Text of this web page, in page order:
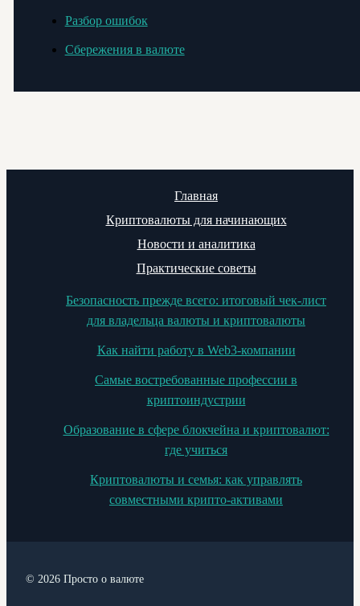
Разбор ошибок
Сбережения в валюте
Главная
Криптовалюты для начинающих
Новости и аналитика
Практические советы
Безопасность прежде всего: итоговый чек-лист
для владельца валюты и криптовалюты
Как найти работу в Web3-компании
Самые востребованные профессии в
криптоиндустрии
Образование в сфере блокчейна и криптовалют:
где учиться
Криптовалюты и семья: как управлять
совместными крипто-активами
© 2026 Просто о валюте